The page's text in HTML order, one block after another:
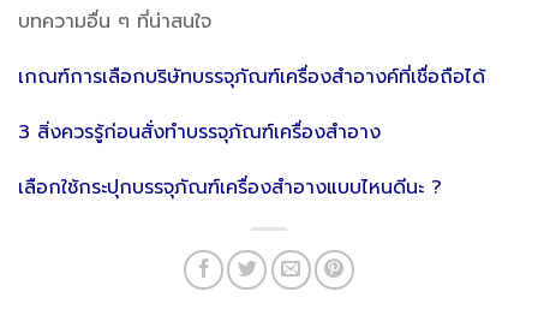
บทความอื่น ๆ ที่น่าสนใจ
เกณฑ์การเลือกบริษัทบรรจุภัณฑ์เครื่องสำอางค์ที่เชื่อถือได้
3 สิ่งควรรู้ก่อนสั่งทำบรรจุภัณฑ์เครื่องสำอาง
เลือกใช้กระปุกบรรจุภัณฑ์เครื่องสำอางแบบไหนดีนะ ?